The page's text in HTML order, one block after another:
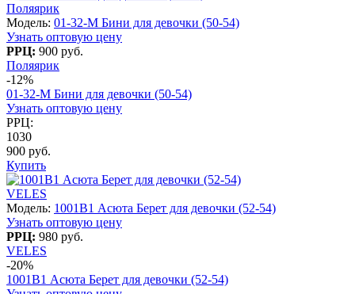
Поляярик
Модель: 01-32-M Бини для девочки (50-54)
Узнать оптовую цену
РРЦ: 900 руб.
Поляярик
-12%
01-32-M Бини для девочки (50-54)
Узнать оптовую цену
РРЦ:
1030
900 руб.
Купить
VELES
Модель: 1001B1 Асюта Берет для девочки (52-54)
Узнать оптовую цену
РРЦ: 980 руб.
VELES
-20%
1001B1 Асюта Берет для девочки (52-54)